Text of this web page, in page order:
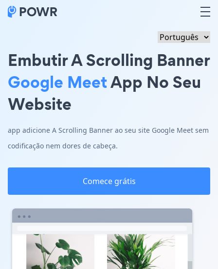
Embutir A Scrolling Banner
Google MeetApp No Seu
Website
app adicione A Scrolling Banner ao seu site Google Meet sem
codificação nem dores de cabeça.
Comece grátis